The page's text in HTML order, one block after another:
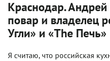
Краснодар.
повар и владелец
Угли» и «The Печь»
Я считаю, что российская